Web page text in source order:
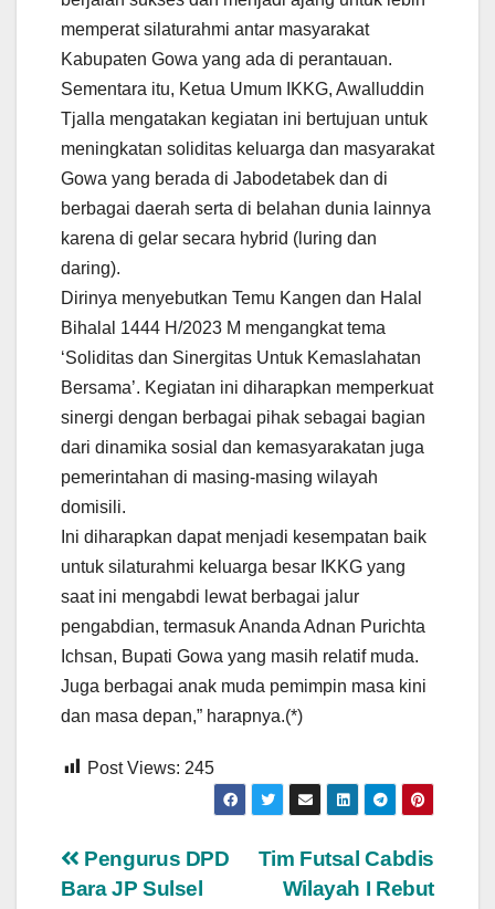
memperat silaturahmi antar masyarakat
Kabupaten Gowa yang ada di perantauan.
Sementara itu, Ketua Umum IKKG, Awalluddin
Tjalla mengatakan kegiatan ini bertujuan untuk
meningkatan soliditas keluarga dan masyarakat
Gowa yang berada di Jabodetabek dan di
berbagai daerah serta di belahan dunia lainnya
karena di gelar secara hybrid (luring dan
daring).
Dirinya menyebutkan Temu Kangen dan Halal
Bihalal 1444 H/2023 M mengangkat tema
‘Soliditas dan Sinergitas Untuk Kemaslahatan
Bersama’. Kegiatan ini diharapkan memperkuat
sinergi dengan berbagai pihak sebagai bagian
dari dinamika sosial dan kemasyarakatan juga
pemerintahan di masing-masing wilayah
domisili.
Ini diharapkan dapat menjadi kesempatan baik
untuk silaturahmi keluarga besar IKKG yang
saat ini mengabdi lewat berbagai jalur
pengabdian, termasuk Ananda Adnan Purichta
Ichsan, Bupati Gowa yang masih relatif muda.
Juga berbagai anak muda pemimpin masa kini
dan masa depan,” harapnya.(*)
Post Views: 245
Navigasi
Tim Futsal Cabdis
Wilayah I Rebut
Pengurus DPD
Bara JP Sulsel